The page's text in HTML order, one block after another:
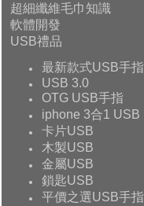
超細纖維毛巾知識
軟體開發
USB禮品
最新款式USB手指
USB 3.0
OTG USB手指
iphone 3合1 USB
卡片USB
木製USB
金屬USB
鎖匙USB
平價之選USB手指